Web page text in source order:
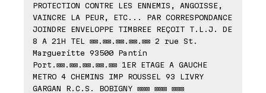
PROTECTION CONTRE LES ENNEMIS, ANGOISSE,
VAINCRE LA PEUR, ETC... PAR CORRESPONDANCE
JOINDRE ENVELOPPE TIMBREE REÇOIT T.L.J. DE
8 A 21H TEL ⊠⊠.⊠⊠.⊠⊠.⊠⊠.⊠⊠ 2 rue St.
Margueritte 93500 Pantin
Port.⊠⊠.⊠⊠.⊠⊠.⊠⊠.⊠⊠ 1ER ETAGE A GAUCHE
METRO 4 CHEMINS IMP ROUSSEL 93 LIVRY
GARGAN R.C.S. BOBIGNY ⊠⊠⊠ ⊠⊠⊠ ⊠⊠⊠